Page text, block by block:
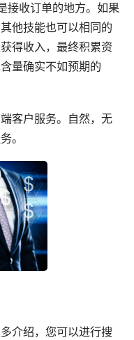
接收订单的地方。如果
他技能也可以相同的
得收入，最终积累资
量确实不如预期的
客户服务。自然，无
。
介绍，您可以进行搜